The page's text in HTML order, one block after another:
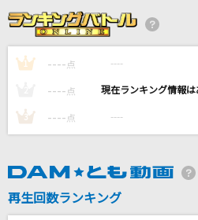
カナタハルカ
RADWIMPS
LOVE SONG
三代目 J SOUL BROTHERS from EXILE
バクチ・ダンサー
チェリーハント
奏音69 feat.巡音ルカ
1 ---- 点 ----
---- 点 ----
3 ---- 点 ----
再生回数ランキング